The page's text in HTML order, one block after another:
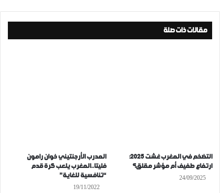
مقالات ذات صلة
التضخم في المغرب غشت 2025:
ارتفاع طفيف أم مؤشر مقلق؟
24/09/2025
المدرب الأرجنتيني خوان رامون
فليتا..المغرب يلعب كرة قدم
“تنافسية للغاية”
19/11/2022